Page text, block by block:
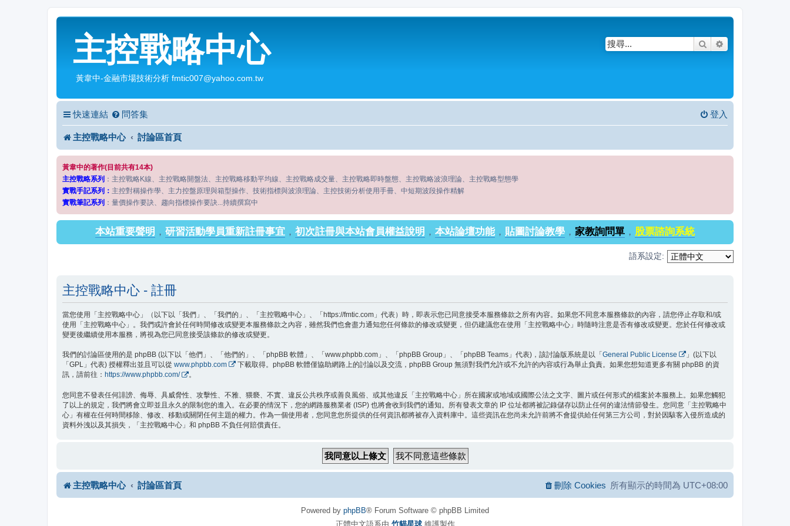
主控戰略中心
黃韋中-金融市場技術分析 fmtic007@yahoo.com.tw
搜尋
快速連結 問答集 登入
主控戰略中心 討論區首頁
黃韋中的著作(目前共有14本)
主控戰略系列 ：主控戰略K線、主控戰略開盤法、主控戰略移動平均線、主控戰略成交量、主控戰略即時盤態、主控戰略波浪理論、主控戰略型態學
實戰手記系列： 主控對稱操作學、主力控盤原理與箱型操作、技術指標與波浪理論、主控技術分析使用手冊、中短期波段操作精解
實戰筆記系列 ：量價操作要訣、趨向指標操作要訣...持續撰寫中
本站重要聲明 ， 研習活動學員重新註冊事宜 ， 初次註冊與本站會員權益說明 ， 本站論壇功能， 貼圖討論教學 ， 家教詢問單 ， 股票諮詢系統
語系設定:
主控戰略中心 - 註冊
當您使用「主控戰略中心」（以下以「我們」、「我們的」、「主控戰略中心」、「https://fmtic.com」代表）時，即表示您已同意接受本服務條款之所有內容。如果您不同意本服務條款的內容，請您停止存取和/或
使用「主控戰略中心」。我們或許會於任何時間修改或變更本服務條款之內容，雖然我們也會盡力通知您任何條款的修改或變更，但仍建議您在使用「主控戰略中心」時隨時注意是否有修改或變更。您於任何修改或
變更後繼續使用本服務，將視為您已同意接受該條款的修改或變更。
我們的討論區使用的是 phpBB (以下以「他們」、「他們的」、「phpBB 軟體」、「www.phpbb.com」、「phpBB Group」、「phpBB Teams」代表)，該討論版系統是以「General Public License
」(以下以
「GPL」代表) 授權釋出並且可以從 www.phpbb.com
下載取得。phpBB 軟體僅協助網路上的討論以及交流，phpBB Group 無須對我們允許或不允許的內容或行為舉止負責。如果您想知道更多有關 phpBB 的資
訊，請前往： https://www.phpbb.com/ 。
您同意不發表任何誹謗、侮辱、具威脅性、攻擊性、不雅、猥褻、不實、違反公共秩序或善良風俗、或其他違反「主控戰略中心」所在國家或地域或國際公法之文字、圖片或任何形式的檔案於本服務上。如果您觸犯
了以上的規定，我們將會立即並且永久的限制您的進入。在必要的情況下，您的網路服務業者 (ISP) 也將會收到我們的通知。所有發表文章的 IP 位址都將被記錄儲存以防止任何的違法情節發生。您同意「主控戰略中
心」有權在任何時間移除、修改、移動或關閉任何主題的權力。作為一個使用者，您同意您所提供的任何資訊都將被存入資料庫中。這些資訊在您尚未允許前將不會提供給任何第三方公司，對於因駭客入侵所造成的
資料外洩以及其損失，「主控戰略中心」和 phpBB 不負任何賠償責任。
主控戰略中心 討論區首頁 所有顯示的時間為 UTC+08:00
刪除 Cookies
Powered by phpBB® Forum Software © phpBB Limited
正體中文語系由 竹貓星球維護製作